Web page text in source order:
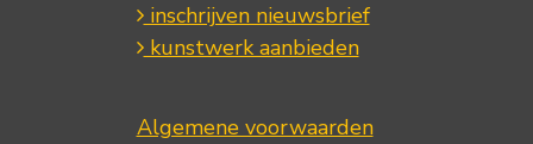
inschrijven nieuwsbrief
kunstwerk aanbieden
Algemene voorwaarden